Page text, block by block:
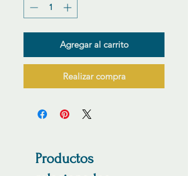
Agregar al carrito
Realizar compra
Productos